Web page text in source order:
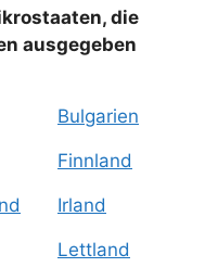
die
ausgegeben
Bulgarien
Finnland
Irland
Lettland